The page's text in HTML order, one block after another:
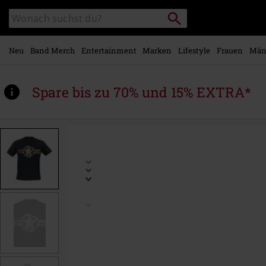
Hauptinhalt
springen
Katalog
durchsuchen
Packstation
suchen
Neu Band Merch Entertainment Marken Lifestyle Frauen
Spare bis zu 70% und 15% EXTRA*
www.emp.at/p/usaf/478455.html